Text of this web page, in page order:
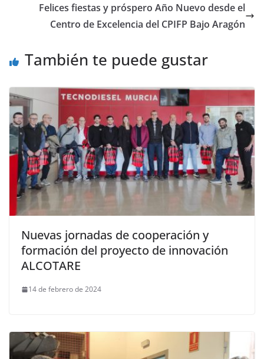
n p
.
c
i
r
Felices fiestas y próspero Año Nuevo desde el
Centro de Excelencia del CPIFP Bajo Aragón
También te puede gustar
Nuevas jornadas de cooperación y
formación del proyecto de innovación
ALCOTARE
14 de febrero de 2024